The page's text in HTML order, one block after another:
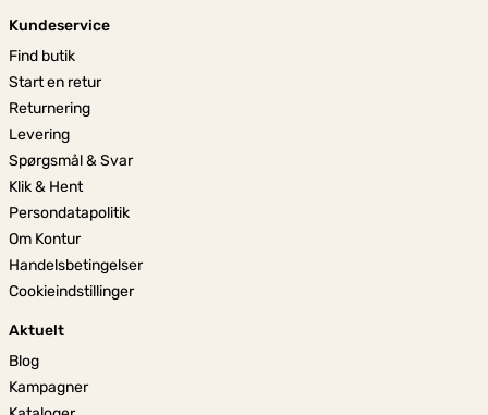
Kundeservice
Find butik
Start en retur
Returnering
Levering
Spørgsmål & Svar
Klik & Hent
Persondatapolitik
Om Kontur
Handelsbetingelser
Cookieindstillinger
Aktuelt
Blog
Kampagner